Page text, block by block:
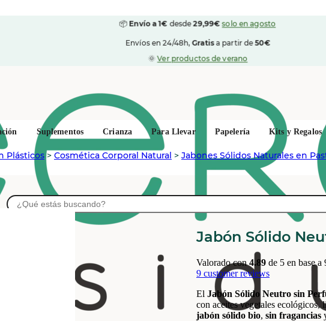
📦Envío a 1€desde29,99€ solo en agosto
Envíos en 24/48h,Gratisa partir de50€
🌞Ver productos de verano
Buscar
Suplementos Crianza Para Llevar Papelería Kits y Regalos
Plásticos> Cosmética Corporal Natural > Jabones Sólidos Naturales en
Jabón Sólido
Valorado con4.89 de 5 en base a
9 customer reviews
El Jabón Sólido Neutro sin
con aceites vegetales ecológicos,
jabón sólido bio, sin fragancias